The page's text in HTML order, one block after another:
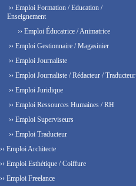
›› Emploi Formation / Education /
Enseignement
›› Emploi Éducatrice / Animatrice
›› Emploi Gestionnaire / Magasinier
›› Emploi Journaliste
›› Emploi Journaliste / Rédacteur / Traducteur
›› Emploi Juridique
›› Emploi Ressources Humaines / RH
›› Emploi Superviseurs
›› Emploi Traducteur
›› Emploi Architecte
›› Emploi Esthétique / Coiffure
›› Emploi Freelance